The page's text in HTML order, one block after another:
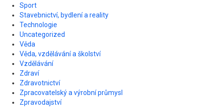
Sport
Stavebnictví, bydlení a reality
Technologie
Uncategorized
Věda
Věda, vzdělávání a školství
Vzdělávání
Zdraví
Zdravotnictví
Zpracovatelský a výrobní průmysl
Zpravodajství